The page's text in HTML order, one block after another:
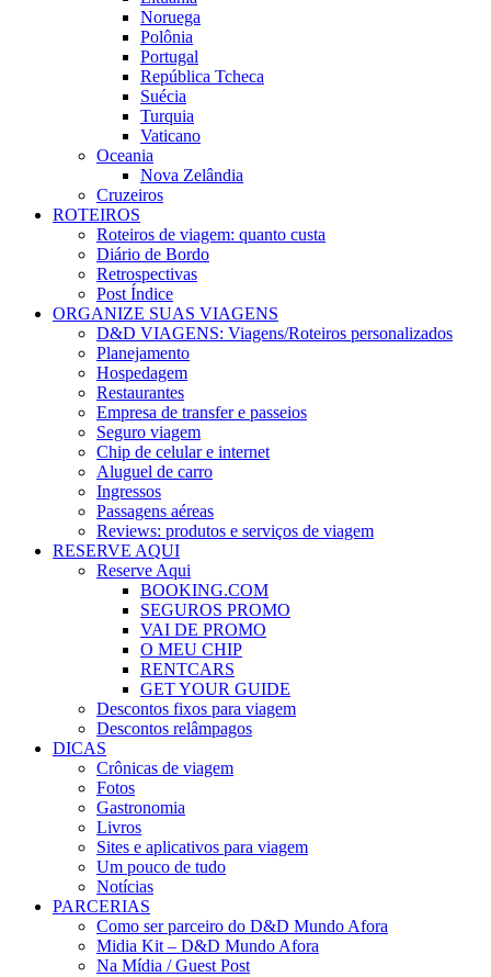
Noruega
Polônia
Portugal
República Tcheca
Suécia
Turquia
Vaticano
Oceania
Nova Zelândia
Cruzeiros
ROTEIROS
Roteiros de viagem: quanto custa
Diário de Bordo
Retrospectivas
Post Índice
ORGANIZE SUAS VIAGENS
D&D VIAGENS: Viagens/Roteiros personalizados
Planejamento
Hospedagem
Restaurantes
Empresa de transfer e passeios
Seguro viagem
Chip de celular e internet
Aluguel de carro
Ingressos
Passagens aéreas
Reviews: produtos e serviços de viagem
RESERVE AQUI
Reserve Aqui
BOOKING.COM
SEGUROS PROMO
VAI DE PROMO
O MEU CHIP
RENTCARS
GET YOUR GUIDE
Descontos fixos para viagem
Descontos relâmpagos
DICAS
Crônicas de viagem
Fotos
Gastronomia
Livros
Sites e aplicativos para viagem
Um pouco de tudo
Notícias
PARCERIAS
Como ser parceiro do D&D Mundo Afora
Midia Kit – D&D Mundo Afora
Na Mídia / Guest Post